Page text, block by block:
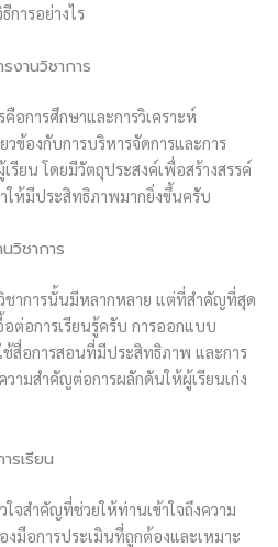
ารอย่างไร
งานวิชาการ
อการศึกษาและการวิเคราะห์
วข้องกับการบริหารจัดการและการ
ยน โดยมีวัตถุประสงค์เพื่อสร้างสรรค์
ให้มีประสิทธิภาพมากยิ่งขึ้นครับ
วิชาการ
ชาการนั้นมีหลากหลาย แต่ที่สำคัญที่สุด
ต่อการเรียนรู้ครับ การออกแบบ
ช้สื่อการสอนที่มีประสิทธิภาพ และการ
ามสำคัญต่อการผลักดันให้ผู้เรียนเก่ง
รเรียน
ใจสำคัญที่ช่วยให้ท่านเข้าใจถึงความ
งมือการประเมินที่ถูกต้องและเหมาะ